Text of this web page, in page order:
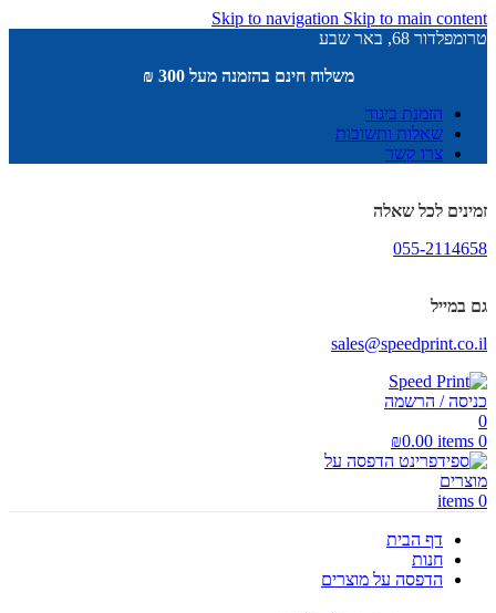
Skip to navigation Skip to main content
טרומפלדור 68, באר שבע
משלוח חינם בהזמנה מעל 300 ₪
הזמנת ביגוד
שאלות ותשובות
צרו קשר
זמינים לכל שאלה
055-2114658
גם במייל
sales@speedprint.co.il
כניסה / הרשמה
0
0
items
₪0.00
0
items
דף הבית
חנות
הדפסה על מוצרים